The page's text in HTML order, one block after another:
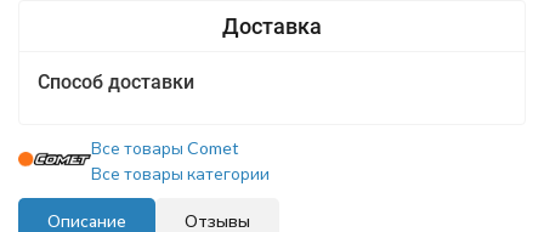
Способ доставки
Все товары Comet
Все товары категории
Описание Отзывы